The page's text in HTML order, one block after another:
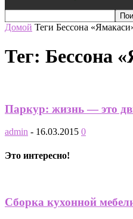
Домой Теги Бессона
Тег: Бессона
Паркур: жизнь — это
admin - 16.03.2015 0
Это интересно!
Сборка кухонной